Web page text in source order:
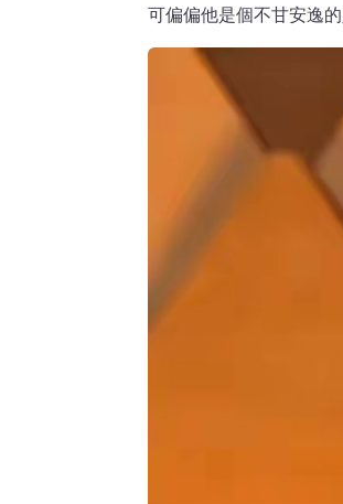
可偏偏他是個不甘安逸